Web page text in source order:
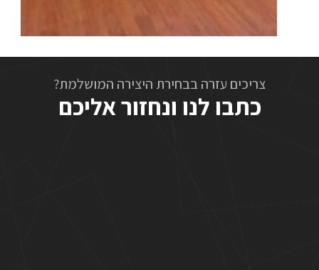
צריכים עזרה בבחירת היצירה המושלמת?
כתבו לנו ונחזור אליכם